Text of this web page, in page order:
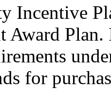
Incentive
Award
for